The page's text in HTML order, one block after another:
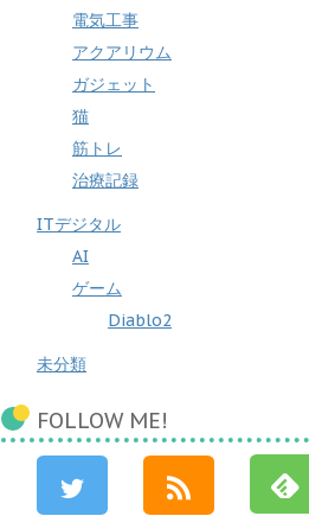
電気工事
アクアリウム
ガジェット
猫
筋トレ
治療記録
ITデジタル
AI
ゲーム
Diablo2
未分類
FOLLOW ME!